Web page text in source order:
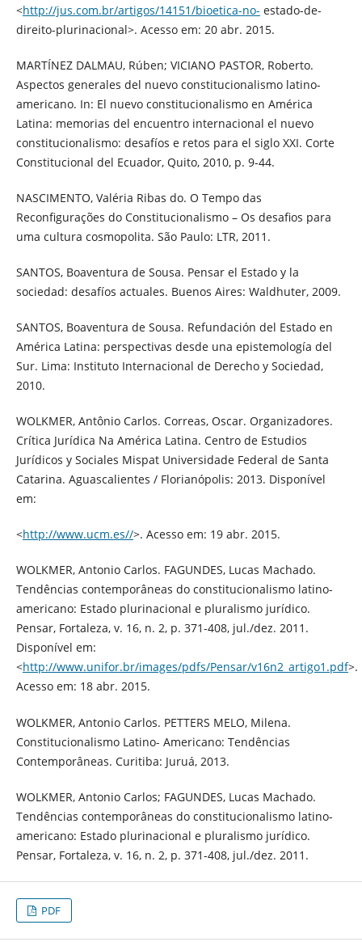
<http://jus.com.br/artigos/14151/bioetica-no- estado-de-
direito-plurinacional>. Acesso em: 20 abr. 2015.
MARTÍNEZ DALMAU, Rúben; VICIANO PASTOR, Roberto.
Aspectos generales del nuevo constitucionalismo latino-
americano. In: El nuevo constitucionalismo en América
Latina: memorias del encuentro internacional el nuevo
constitucionalismo: desafíos e retos para el siglo XXI. Corte
Constitucional del Ecuador, Quito, 2010, p. 9-44.
NASCIMENTO, Valéria Ribas do. O Tempo das
Reconfigurações do Constitucionalismo – Os desafios para
uma cultura cosmopolita. São Paulo: LTR, 2011.
SANTOS, Boaventura de Sousa. Pensar el Estado y la
sociedad: desafíos actuales. Buenos Aires: Waldhuter, 2009.
SANTOS, Boaventura de Sousa. Refundación del Estado en
América Latina: perspectivas desde una epistemología del
Sur. Lima: Instituto Internacional de Derecho y Sociedad,
2010.
WOLKMER, Antônio Carlos. Correas, Oscar. Organizadores.
Crítica Jurídica Na América Latina. Centro de Estudios
Jurídicos y Sociales Mispat Universidade Federal de Santa
Catarina. Aguascalientes / Florianópolis: 2013. Disponível
em:
<http://www.ucm.es//>. Acesso em: 19 abr. 2015.
WOLKMER, Antonio Carlos. FAGUNDES, Lucas Machado.
Tendências contemporâneas do constitucionalismo latino-
americano: Estado plurinacional e pluralismo jurídico.
Pensar, Fortaleza, v. 16, n. 2, p. 371-408, jul./dez. 2011.
Disponível em:
<http://www.unifor.br/images/pdfs/Pensar/v16n2_artigo1.pdf>.
Acesso em: 18 abr. 2015.
WOLKMER, Antonio Carlos. PETTERS MELO, Milena.
Constitucionalismo Latino- Americano: Tendências
Contemporâneas. Curitiba: Juruá, 2013.
WOLKMER, Antonio Carlos; FAGUNDES, Lucas Machado.
Tendências contemporâneas do constitucionalismo latino-
americano: Estado plurinacional e pluralismo jurídico.
Pensar, Fortaleza, v. 16, n. 2, p. 371-408, jul./dez. 2011.
PDF